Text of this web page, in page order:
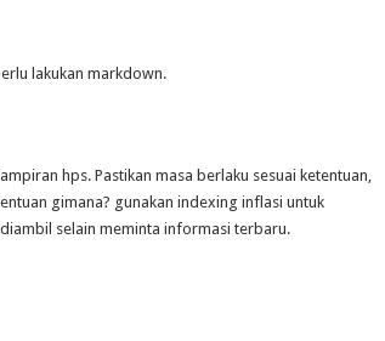
lakukan markdown.
hps. Pastikan masa berlaku sesuai ketentuan,
gimana? gunakan indexing inflasi untuk
selain meminta informasi terbaru.